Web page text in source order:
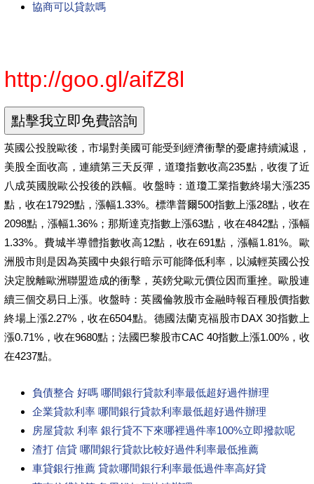
協商可以貸款嗎
http://goo.gl/aifZ8l
英國公投脫歐後，市場對美國可能受到經濟衝擊的憂慮持續減退，
美股全面收高，連續第三天反彈，道瓊指數收高235點，收復了近
八成英國脫歐公投後的跌幅。收盤時：道瓊工業指數終場大漲235
點，收在17929點，漲幅1.33%。標準普爾500指數上漲28點，收在
2098點，漲幅1.36%；那斯達克指數上漲63點，收在4842點，漲幅
1.33%。費城半導體指數收高12點，收在691點，漲幅1.81%。歐
洲股市則是因為英國中央銀行暗示可能降低利率，以減輕英國公投
決定脫離歐洲聯盟造成的衝擊，英鎊兌歐元價位因而重挫。歐股連
續三個交易日上漲。收盤時：英國倫敦股市金融時報百種股價指數
終場上漲2.27%，收在6504點。德國法蘭克福股市DAX 30指數上
漲0.71%，收在9680點；法國巴黎股市CAC 40指數上漲1.00%，收
在4237點。
負債整合 好嗎 哪間銀行貸款利率最低超好過件辦理
企業貸款利率 哪間銀行貸款利率最低超好過件辦理
房屋貸款 利率 銀行貸不下來哪裡過件率100%立即撥款呢
渣打 信貸 哪間銀行貸款比較好過件利率最低推薦
車貸銀行推薦 貸款哪間銀行利率最低過件率高好貸